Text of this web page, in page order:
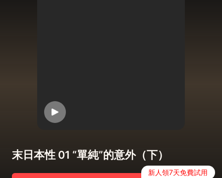
末日本性 01 “單純”的意外（下）
新人領7天免費試用